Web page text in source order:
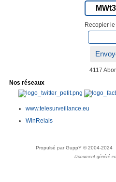
Recopier le
4117
Nos réseaux
www.telesurveillance.eu
WinRelais
Propulsé par GuppY © 2004-2024
Document généré